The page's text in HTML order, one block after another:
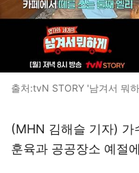
출처:tvN STORY '남겨서 뭐
(MHN 김해슬 기자) 가
훈육과 공공장소 예절